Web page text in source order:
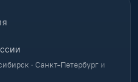
· Санкт-Петербург и